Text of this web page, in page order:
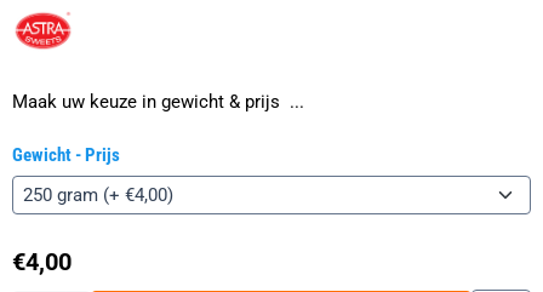
Maak uw keuze in gewicht & prijs ...
Gewicht - Prijs
€4,00